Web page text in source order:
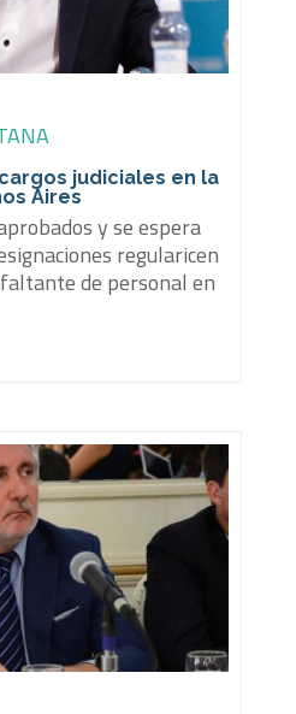
judiciales en la
Aires
y se espera
regularicen
de personal en